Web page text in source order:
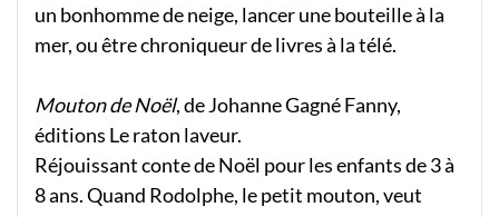
un bonhomme de neige, lancer une bouteille à la
mer, ou être chroniqueur de livres à la télé.
Mouton de Noël, de Johanne Gagné Fanny,
éditions Le raton laveur.
Réjouissant conte de Noël pour les enfants de 3 à
8 ans. Quand Rodolphe, le petit mouton, veut